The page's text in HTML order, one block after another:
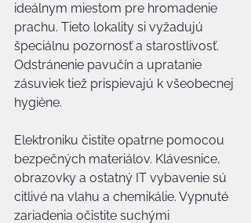
ideálnym miestom pre hromadenie
prachu. Tieto lokality si vyžadujú
špeciálnu pozornosť a starostlivosť.
Odstránenie pavučín a upratanie
zásuviek tiež prispievajú k všeobecnej
hygiène.
Elektroniku čistite opatrne pomocou
bezpečných materiálov. Klávesnice,
obrazovky a ostatný IT vybavenie sú
citlivé na vlahu a chemikálie. Vypnuté
zariadenia očistite suchými